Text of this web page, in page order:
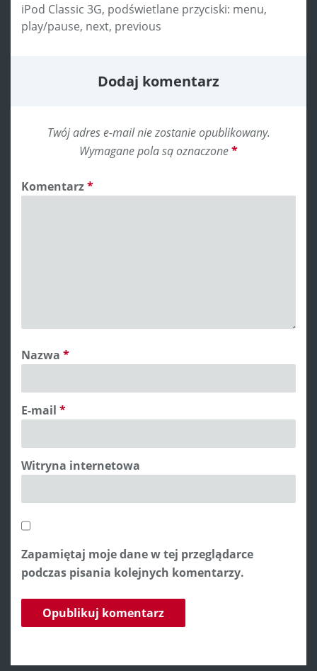
iPod Classic 3G, podświetlane przyciski: menu,
play/pause, next, previous
Dodaj komentarz
Twój adres e-mail nie zostanie opublikowany.
Wymagane pola są oznaczone*
Komentarz*
Nazwa *
E-mail *
Witryna internetowa
Zapamiętaj moje dane w tej przeglądarce
podczas pisania kolejnych komentarzy.